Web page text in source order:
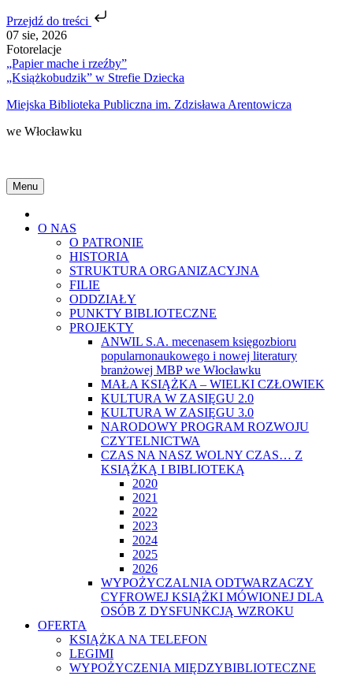
Przejdź do treści
Skip
to
content
07 sie, 2026
Fotorelacje
„Papier mache i rzeźby”
„Książkobudzik” w Strefie Dziecka
Miejska Biblioteka Publiczna im. Zdzisława Arentowicza
we Włocławku
Menu
O NAS
O PATRONIE
HISTORIA
STRUKTURA ORGANIZACYJNA
FILIE
ODDZIAŁY
PUNKTY BIBLIOTECZNE
PROJEKTY
ANWIL S.A. mecenasem księgozbioru
popularnonaukowego i nowej literatury
branżowej MBP we Włocławku
MAŁA KSIĄŻKA – WIELKI CZŁOWIEK
KULTURA W ZASIĘGU 2.0
KULTURA W ZASIĘGU 3.0
NARODOWY PROGRAM ROZWOJU
CZYTELNICTWA
CZAS NA NASZ WOLNY CZAS… Z
KSIĄŻKĄ I BIBLIOTEKĄ
2020
2021
2022
2023
2024
2025
2026
WYPOŻYCZALNIA ODTWARZACZY
CYFROWEJ KSIĄŻKI MÓWIONEJ DLA
OSÓB Z DYSFUNKCJĄ WZROKU
OFERTA
KSIĄŻKA NA TELEFON
LEGIMI
WYPOŻYCZENIA MIĘDZYBIBLIOTECZNE